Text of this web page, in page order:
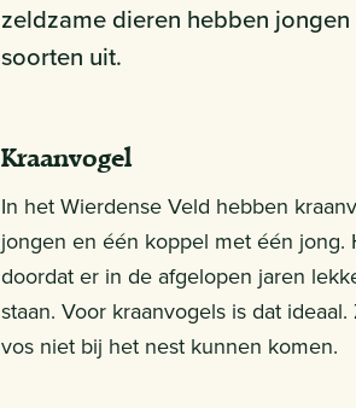
zeldzame dieren hebben
soorten uit.
Kraanvogel
In het Wierdense Veld hebben
jongen en één koppel met één
doordat er in de afgelopen jaren
staan. Voor kraanvogels is dat
vos niet bij het nest kunnen komen.